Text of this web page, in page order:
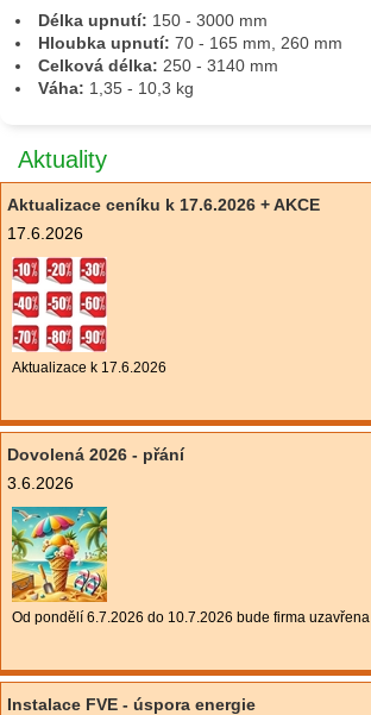
Délka upnutí: 150 - 3000 mm
Hloubka upnutí:70 - 165 mm, 260 mm
Celková délka: 250 - 3140 mm
Váha: 1,35 - 10,3 kg
Aktuality
Aktualizace ceníku k 17.6.2026 + AKCE
17.6.2026
Aktualizace k 17.6.2026
Dovolená 2026 - přání
3.6.2026
Od pondělí 6.7.2026 do 10.7.2026 bude firma uzavřena
Instalace FVE - úspora energie